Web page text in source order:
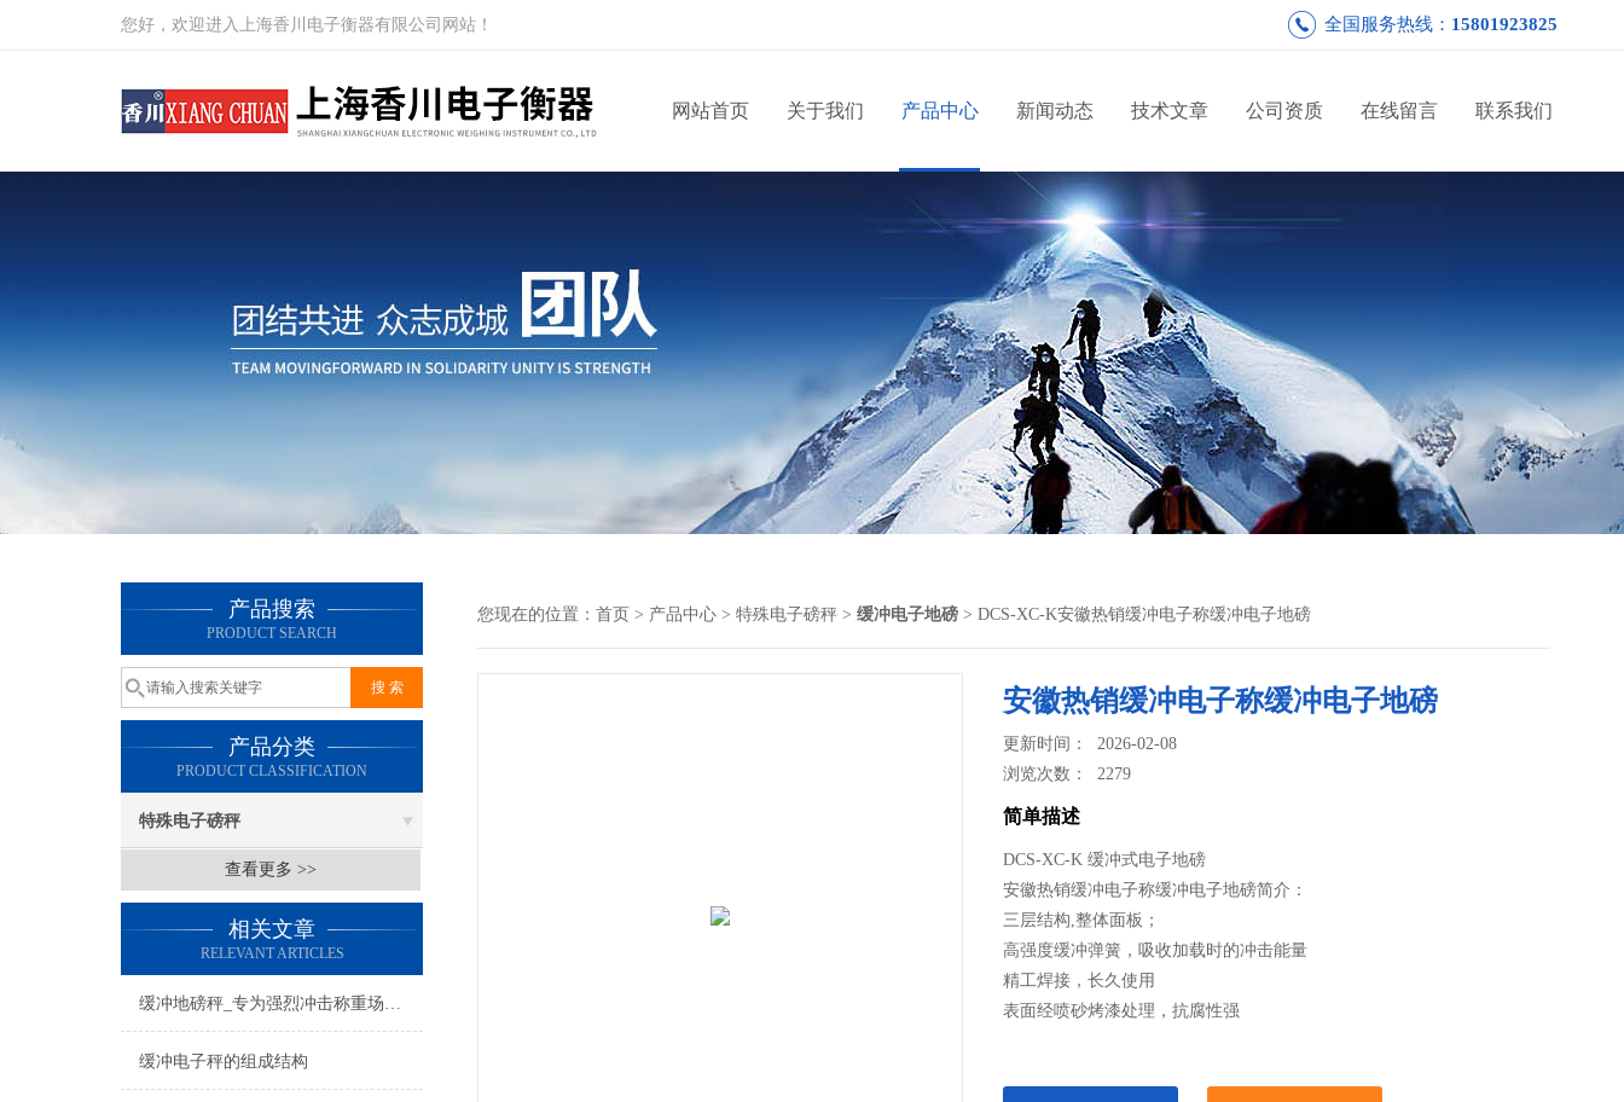
您好，欢迎进入上海香川电子衡器有限公司网站！ 全国服务热线： 15801923825
网站首页 关于我们 产品中心 新闻动态 技术文章 公司资质 在线留言 联系我们
产品搜索
PRODUCT SEARCH
产品分类
PRODUCT CLASSIFICATION
特殊电子磅秤
查看更多 >>
相关文章
RELEVANT ARTICLES
缓冲地磅秤_专为强烈冲击称重场合度身设计
缓冲电子秤的组成结构
您现在的位置： 首页 > 产品中心 > 特殊电子磅秤 > 缓冲电子地磅 > DCS-XC-K安徽热销缓冲电子称缓冲电子地磅
安徽热销缓冲电子称缓冲电子地磅
更新时间： 2026-02-08
浏览次数：2279
简单描述
DCS-XC-K 缓冲式电子地磅
安徽热销缓冲电子称缓冲电子地磅简介：
三层结构,整体面板；
高强度缓冲弹簧，吸收加载时的冲击能量
精工焊接，长久使用
表面经喷砂烤漆处理，抗腐性强